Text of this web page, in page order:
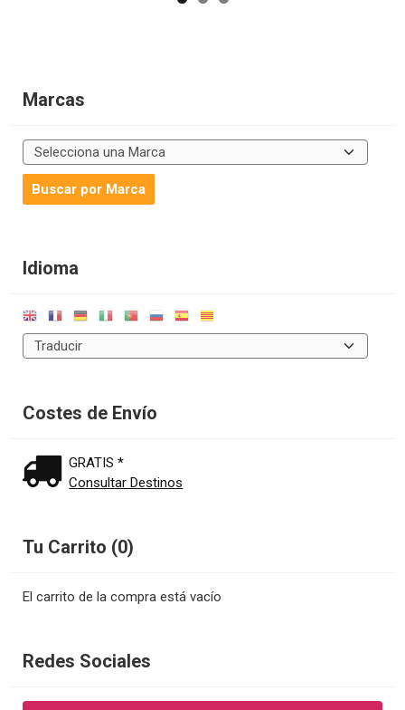
Marcas
Idioma
Costes de Envío
GRATIS *
Consultar Destinos
Tu Carrito (0)
El carrito de la compra está vacío
Redes Sociales